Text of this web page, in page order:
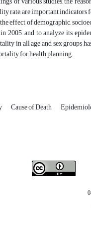
rate, are important
effect of demographic,
2005, and to analyze its
in all age and sex groups
for health planning.
Cause of Death